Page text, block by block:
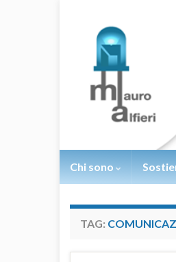
Chi sono
TAG: